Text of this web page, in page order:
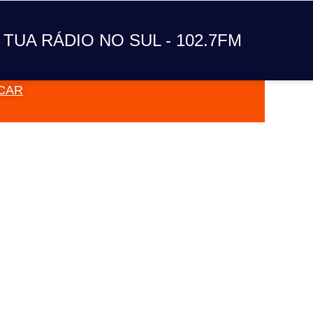
TUA RÁDIO NO SUL - 102.7FM
A TUA RÁDIO NO SUL